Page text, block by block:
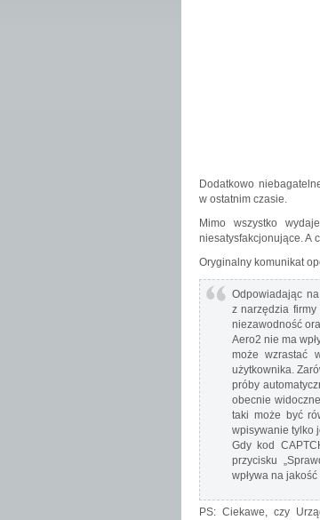
Dodatkowo
w ostatnim czasie.
Mimo wszystko
niesatysfakcjonujące. A
Oryginalny komunikat
Odpowiadając
z narzędzia
niezawodność
Aero2 nie ma
może wzrastać
użytkownika.
próby
obecnie
taki może być
wpisywanie tylko
Gdy kod
przycisku
wpływa na
PS: Ciekawe, czy